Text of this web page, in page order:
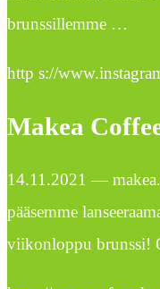
brunssillemme …
http s://
Makea
14.11.2021 —
pääsemme
viikonloppu brunssi!